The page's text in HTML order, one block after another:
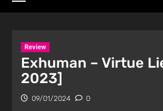
Review
Exhuman – Virtue
2023]
09/01/2024 0